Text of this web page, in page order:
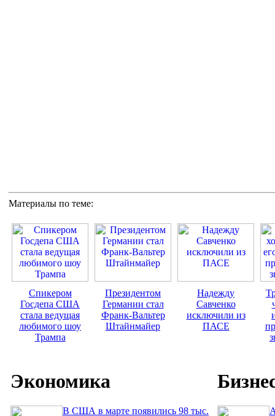
Материалы по теме:
Спикером
Госдепа США
стала ведущая
любимого шоу
Трампа
Президентом
Германии стал
Франк-Вальтер
Штайнмайер
Надежду
Савченко
исключили из
ПАСЕ
Экономика
В США в марте появились 98 тыс.